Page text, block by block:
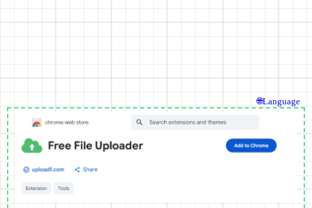
🌐Language